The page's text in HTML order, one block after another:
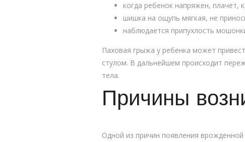
когда ребенок напряжен, плачет,
шишка на ощупь мягкая, не
наблюдается припухлость
Паховая грыжа у ребенка может
стулом. В дальнейшем происходит
тела.
Причины
Одной из причин появления